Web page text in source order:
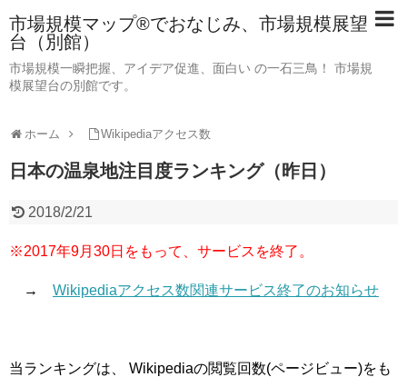
市場規模マップ®でおなじみ、市場規模展望
台（別館）
市場規模一瞬把握、アイデア促進、面白い の一石三鳥！ 市場規
模展望台の別館です。
ホーム Wikipediaアクセス数
日本の温泉地注目度ランキング（昨日）
2018/2/21
※2017年9月30日をもって、サービスを終了。
→ Wikipediaアクセス数関連サービス終了のお知らせ
当ランキングは、 Wikipediaの閲覧回数(ページビュー)をも